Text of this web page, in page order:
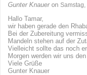
Gunter Knaueron
Hallo Tamar,
wir haben gerade den
Bei der Zubereitung
Mandeln stehen auf der
Vielleicht sollte das noch
Morgen werden wir uns
Viele Grüße
Gunter Knauer